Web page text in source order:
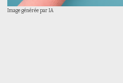
Image générée par IA